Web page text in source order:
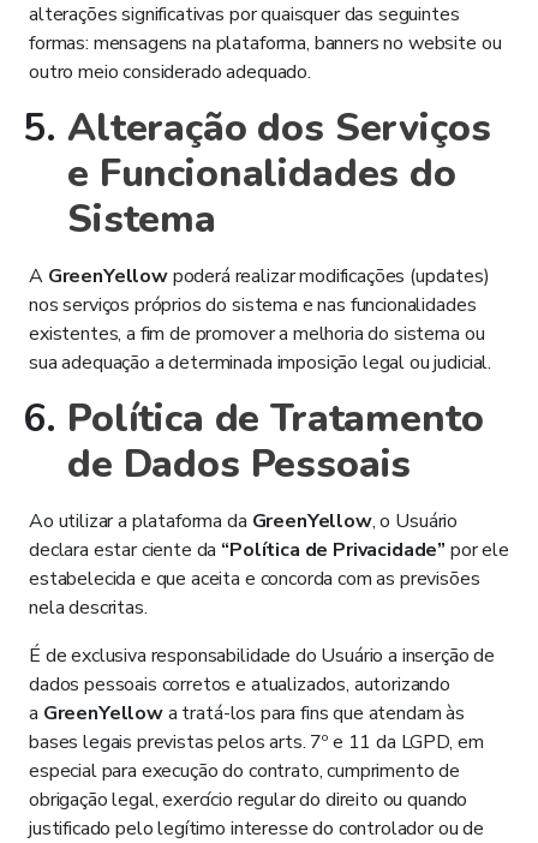
alterações significativas por quaisquer das seguintes
formas: mensagens na plataforma, banners no website ou
outro meio considerado adequado.
Alteração dos Serviços
e Funcionalidades do
Sistema
A GreenYellowpoderá realizar modificações (updates)
nos serviços próprios do sistema e nas funcionalidades
existentes, a fim de promover a melhoria do sistema ou
sua adequação a determinada imposição legal ou judicial.
Política de Tratamento
de Dados Pessoais
Ao utilizar a plataforma da GreenYellow, o Usuário
declara estar ciente da “Política de Privacidade” por ele
estabelecida e que aceita e concorda com as previsões
nela descritas.
É de exclusiva responsabilidade do Usuário a inserção de
dados pessoais corretos e atualizados, autorizando
a GreenYellowa tratá-los para fins que atendam às
bases legais previstas pelos arts. 7º e 11 da LGPD, em
especial para execução do contrato, cumprimento de
obrigação legal, exercício regular do direito ou quando
justificado pelo legítimo interesse do controlador ou de